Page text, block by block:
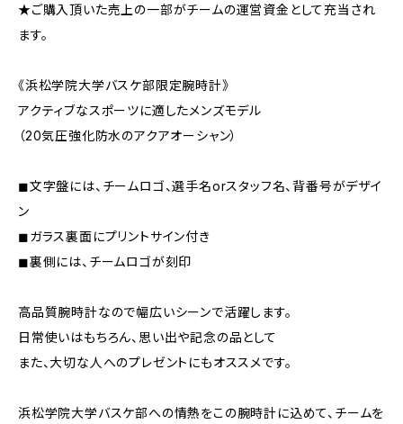
★ご購入頂いた売上の一部がチームの運営資金として充当され
ます。
《浜松学院大学バスケ部限定腕時計》
アクティブなスポーツに適したメンズモデル
（20気圧強化防水のアクアオーシャン）
◼︎文字盤には、チームロゴ、選手名orスタッフ名、背番号がデザイ
ン
◼︎ガラス裏面にプリントサイン付き
◼︎裏側には、チームロゴが刻印
高品質腕時計なので幅広いシーンで活躍します。
日常使いはもちろん、思い出や記念の品として
また、大切な人へのプレゼントにもオススメです。
浜松学院大学バスケ部への情熱をこの腕時計に込めて、チームを